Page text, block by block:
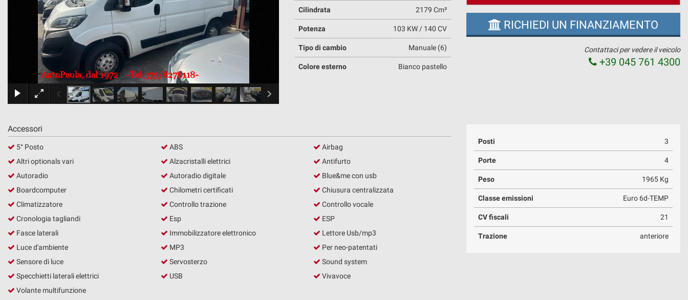
DOVE SIAMO
Cilindrata 2179 Cm³
Potenza 103 KW / 140 CV
Tipo di cambio Manuale (6)
Colore esterno Bianco pastello
RICHIEDI UN FINANZIAMENTO
Contattaci per vedere il veicolo
+39 045 761 4300
Accessori
5° Posto
Altri optionals vari
Autoradio
Boardcomputer
Climatizzatore
Cronologia tagliandi
Fasce laterali
Luce d'ambiente
Sensore di luce
Specchietti laterali elettrici
Volante multifunzione
ABS
Alzacristalli elettrici
Autoradio digitale
Chilometri certificati
Controllo trazione
Esp
Immobilizzatore elettronico
MP3
Servosterzo
USB
Airbag
Antifurto
Blue&me con usb
Chiusura centralizzata
Controllo vocale
ESP
Lettore Usb/mp3
Per neo-patentati
Sound system
Vivavoce
Posti 3
Porte 4
Peso 1965 Kg
Classe emissioni Euro 6d-TEMP
CV fiscali 21
Trazione anteriore
tracciamento
adottiamo
funzionalità
svolgere
le
attività
seguito
descritte.
Per
ottenere
maggiori
informazioni
sull'utilità
sul
funzionamento
di
strumenti
di
si
rimanda